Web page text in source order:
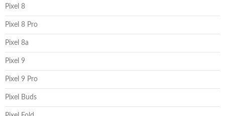
Pixel 8
Pixel 8 Pro
Pixel 8a
Pixel 9
Pixel 9 Pro
Pixel Buds